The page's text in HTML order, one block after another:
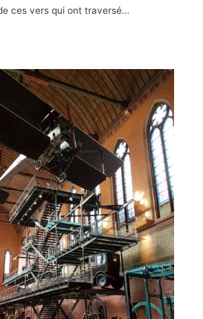
ces vers qui ont traversé…